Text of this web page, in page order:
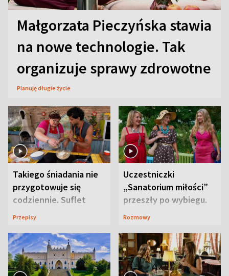
Małgorzata Pieczyńska stawia
na nowe technologie. Tak
organizuje sprawy zdrowotne
Planuję długie życie
Takiego śniadania nie
przygotowuje się
codziennie. Suflet
serowy zachwyca
Przepisy
Uczestniczki
„Sanatorium miłości”
przeszły po wybiegu.
Te stylizacje
Rozmowy